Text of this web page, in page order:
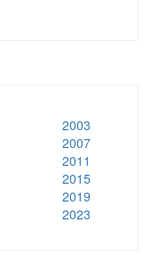
2003
2007
2011
2015
2019
2023